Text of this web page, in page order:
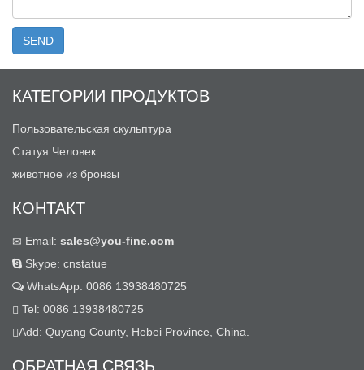
КАТЕГОРИИ ПРОДУКТОВ
Пользовательская скульптура
Статуя Человек
животное из бронзы
КОНТАКТ
Email: sales@you-fine.com
Skype: cnstatue
WhatsApp: 0086 13938480725
Tel: 0086 13938480725
Add: Quyang County, Hebei Province, China.
ОБРАТНАЯ СВЯЗЬ